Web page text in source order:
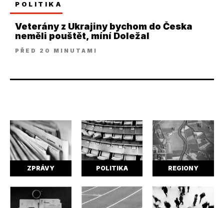
POLITIKA
Veterány z Ukrajiny bychom do Česka
neměli pouštět, míní Doležal
PŘED 20 MINUTAMI
ZPRÁVY POLITIKA REGIONY